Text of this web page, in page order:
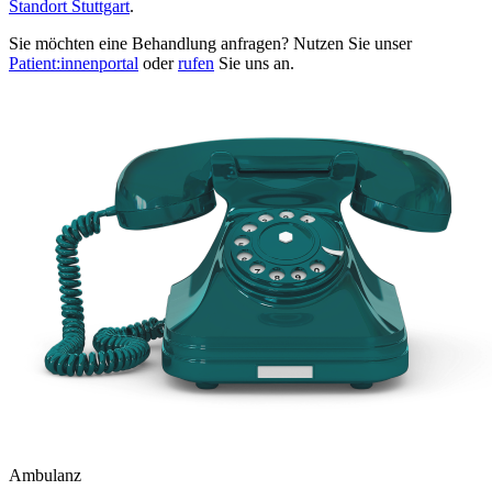
Standort Stuttgart.
Sie möchten eine Behandlung anfragen? Nutzen Sie unser
Patient:innenportal oderrufen Sie uns an.
Ambulanz